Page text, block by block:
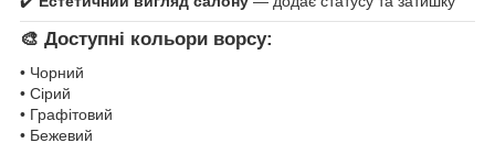
🎨 Доступні кольори ворсу:
• Чорний
• Сірий
• Графітовий
• Бежевий